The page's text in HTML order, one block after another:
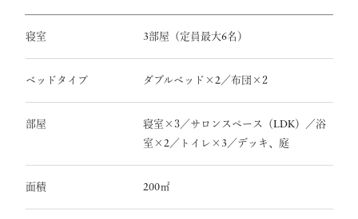
寝室 3部屋（定員最大6名）
ベッドタイプ ダブルベッド× 2／布団×2
部屋 寝室×3／サロンスペース（LDK）／浴
室× 2／トイレ× 3 ／デッキ、庭
面積 200㎡